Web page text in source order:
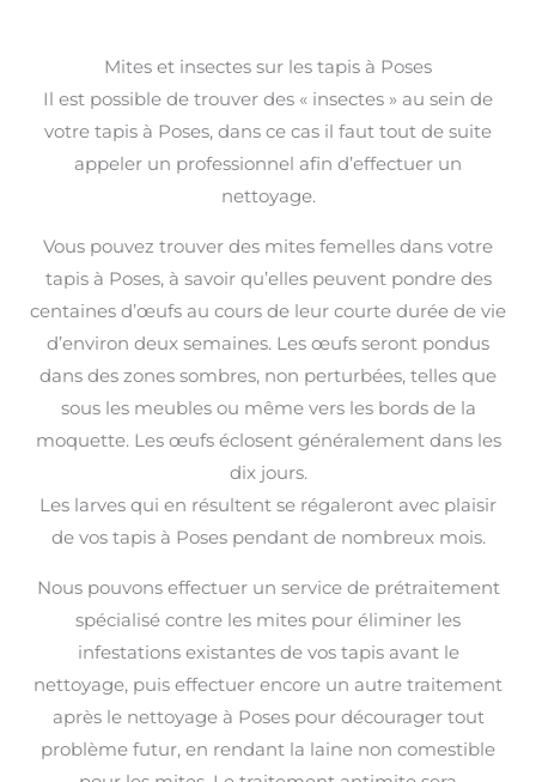
Mites et insectes sur les tapis à Poses
Il est possible de trouver des « insectes » au sein de
votre tapis à Poses, dans ce cas il faut tout de suite
appeler un professionnel afin d’effectuer un
nettoyage.
Vous pouvez trouver des mites femelles dans votre
tapis à Poses, à savoir qu’elles peuvent pondre des
centaines d’œufs au cours de leur courte durée de vie
d’environ deux semaines. Les œufs seront pondus
dans des zones sombres, non perturbées, telles que
sous les meubles ou même vers les bords de la
moquette. Les œufs éclosent généralement dans les
dix jours.
Les larves qui en résultent se régaleront avec plaisir
de vos tapis à Poses pendant de nombreux mois.
Nous pouvons effectuer un service de prétraitement
spécialisé contre les mites pour éliminer les
infestations existantes de vos tapis avant le
nettoyage, puis effectuer encore un autre traitement
après le nettoyage à Poses pour décourager tout
problème futur, en rendant la laine non comestible